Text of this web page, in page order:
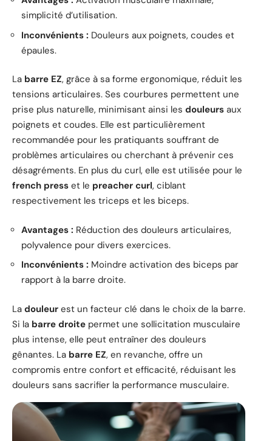
simplicité d’utilisation.
Inconvénients : Douleurs aux poignets, coudes et
épaules.
La barre EZ, grâce à sa forme ergonomique, réduit les
tensions articulaires. Ses courbures permettent une
prise plus naturelle, minimisant ainsi les douleurs aux
poignets et coudes. Elle est particulièrement
recommandée pour les pratiquants souffrant de
problèmes articulaires ou cherchant à prévenir ces
désagréments. En plus du curl, elle est utilisée pour le
french press et le preacher curl, ciblant
respectivement les triceps et les biceps.
Avantages : Réduction des douleurs articulaires,
polyvalence pour divers exercices.
Inconvénients : Moindre activation des biceps par
rapport à la barre droite.
La douleur est un facteur clé dans le choix de la barre.
Si la barre droite permet une sollicitation musculaire
plus intense, elle peut entraîner des douleurs
gênantes. La barre EZ, en revanche, offre un
compromis entre confort et efficacité, réduisant les
douleurs sans sacrifier la performance musculaire.